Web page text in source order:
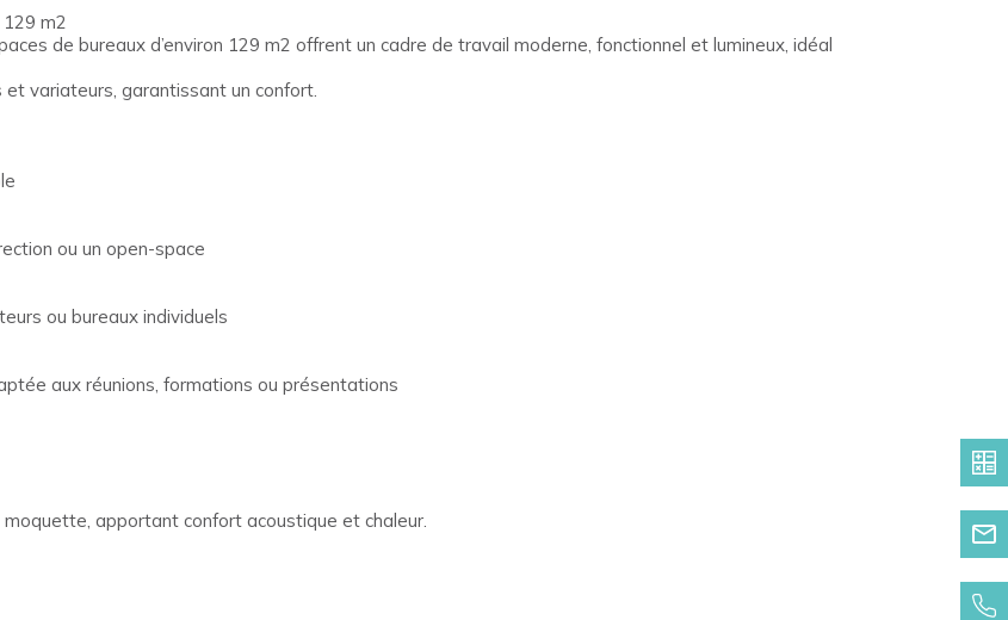
129 m2
de bureaux d’environ 129 m2 offrent un cadre de travail moderne, fonctionnel et lumineux, idéal
variateurs, garantissant un confort.
ou un open-space
ou bureaux individuels
aux réunions, formations ou présentations
apportant confort acoustique et chaleur.